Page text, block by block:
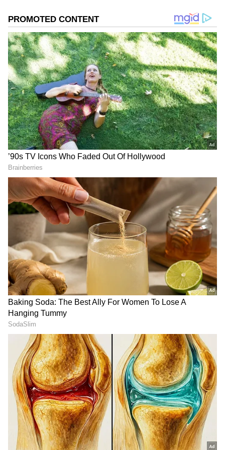
ಸಾಧ್ಯವಾಗದಿದ್ದರೆ, ಮೂಲೆಯಲ್ಲಿ ಜಾಗವನ್ನು ಮಾಡಿ ಅದನ್ನು
ಮೇಜಿನ ಮೇಲೆ ಇರಿಸಬಹುದು. ಮಲಗುವ ಕೋಣೆ ಅಥವಾ
ಊಟದ ಕೋಣೆಯಲ್ಲಿ ಲಾಫಿಂಗ್ ಬುದ್ಧನನ್ನು ಇಡಬೇಡಿ
ಎಂಬುದನ್ನು ನೆನಪಿನಲ್ಲಿಡಬೇಕು.
DOWNLOAD APP
RECOMMENDED STORIES
ಶತ್ರುಗಳನ್ನ ಸೋಲಿಸಲು ಕತ್ತಿ
ಹಿಡಿಯೋ ಅಗತ್ಯವಿಲ್ಲ,
ಎದುರಿರುವವರ ಗುಣಕ್ಕೆ ತಕ್ಕಂತೆ
ಹೀಗೆ ಬದಲಾಗಿ ಅಂದ್ರು ಚಾಣಕ್ಯ
ಆಷಾಢ ಮಾಸದಲ್ಲಿ ಮೇಷ ರಾಶಿ
ಸೇರಿ ಈ 4 ರಾಶಿಗೆ ಅದೃಷ್ಟದ
ಬಾಗಿಲು ತೆರೆಯಲಿದೆ.. ಶನಿಯಿಂದ
ಹೆಸರು ಕೀರ್ತಿ ಸಂಪತ್ತು!
ಜನ್ಮ ದಿನಾಂಕ ಹೇಳುತ್ತದೆ ಜುಲೈ
ಭವಿಷ್ಯ, ಈ ಸಂಖ್ಯೆ ಹುಟ್ಟಿದ
ದಿನಾಂಕದಲ್ಲಿ ಇದ್ದರೆ ಭರ್ಜರಿ
ಯಶಸ್ಸು
ಆಷಾಢ ಮಾಸ ಶುರು… ಶಾಸ್ತ್ರದ
ಪ್ರಕಾರ ನೀವು ಅನುಸರಿಸಲೇ
ಬೇಕಾದ 5 ನಿಯಮಗಳು